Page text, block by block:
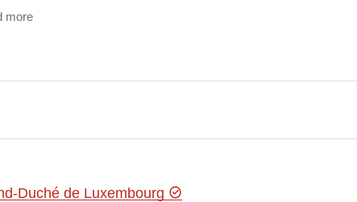
dates de fin ou le nombre de signatures en temps
du site officiel.
JSON.
navigation.
more
Duché de Luxembourg